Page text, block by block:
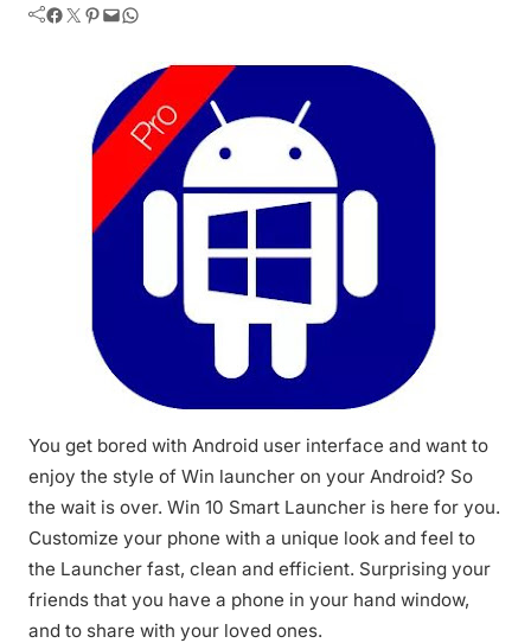
Facebook Twitter Pinterest Mail WhatsApp
You get bored with Android user interface and want to
enjoy the style of Win launcher on your Android? So
the wait is over. Win 10 Smart Launcher is here for you.
Customize your phone with a unique look and feel to
the Launcher fast, clean and efficient. Surprising your
friends that you have a phone in your hand window,
and to share with your loved ones.